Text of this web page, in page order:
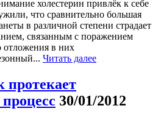
холестерин привлёк к себе
что сравнительно большая
в различной степени страдает
связанным с поражением
отложения в них
Читать далее
протекает
30/01/2012